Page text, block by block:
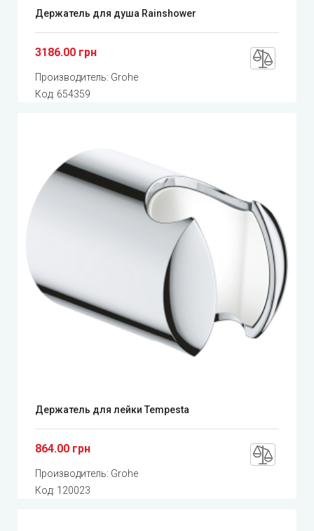
Держатель для душа Rainshower
3186.00 грн
Производитель: Grohe
Код: 654359
Держатель для лейки Tempesta
864.00 грн
Производитель: Grohe
Код: 120023